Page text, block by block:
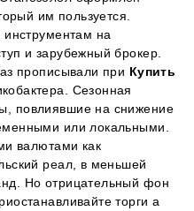
им пользуется.
инструментам на
и зарубежный брокер.
прописывали при Купить
Сезонная
повлиявшие на снижение
или локальными.
валютами как
реал, в меньшей
Но отрицательный фон
торги а